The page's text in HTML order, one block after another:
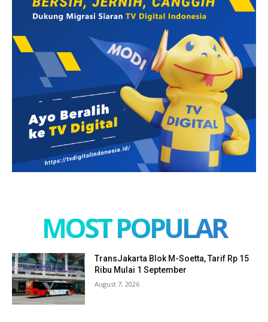
MOST POPULAR
TransJakarta Blok M-Soetta, Tarif Rp 15
Ribu Mulai 1 September
August 7, 2026